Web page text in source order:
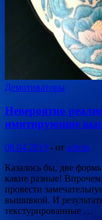
Демотиваторы
Невероятно
имитирующие
08.04.2019 - от admin
Казалось бы, две
какие разные!
провести
вышивкой. И
текстурированные …